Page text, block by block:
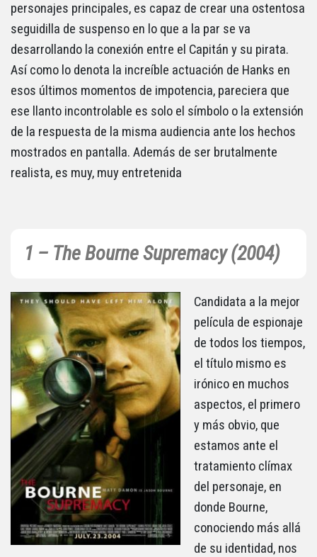
personajes principales, es capaz de crear una ostentosa
seguidilla de suspenso en lo que a la par se va
desarrollando la conexión entre el Capitán y su pirata.
Así como lo denota la increíble actuación de Hanks en
esos últimos momentos de impotencia, pareciera que
ese llanto incontrolable es solo el símbolo o la extensión
de la respuesta de la misma audiencia ante los hechos
mostrados en pantalla. Además de ser brutalmente
realista, es muy, muy entretenida
1 – The Bourne Supremacy (2004)
Candidata a la mejor
película de espionaje
de todos los tiempos,
el título mismo es
irónico en muchos
aspectos, el primero
y más obvio, que
estamos ante el
tratamiento clímax
del personaje, en
donde Bourne,
conociendo más allá
de su identidad, nos